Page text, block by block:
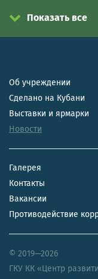
Показать все
Об учреждении
Сделано на Кубани
Выставки и ярмарки
Новости
Галерея
Контакты
Вакансии
Противодействие
© 2019—2026
ГКУ КК «Центр